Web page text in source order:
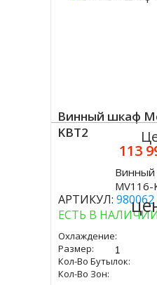
Винный шкаф
KBT2
АРТИКУЛ: 980062
ЕСТЬ В НАЛИЧИИ
Охлаждение:
Размер:
Кол-Во Бутылок:
Кол-Во Зон:
113
Винный
MV116-